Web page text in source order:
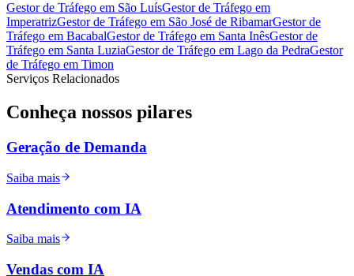
Gestor de Tráfego em São LuísGestor de Tráfego em
ImperatrizGestor de Tráfego em São José de RibamarGestor de
Tráfego em BacabalGestor de Tráfego em Santa InêsGestor de
Tráfego em Santa LuziaGestor de Tráfego em Lago da PedraGestor
de Tráfego em Timon
Serviços Relacionados
Conheça nossos pilares
Geração de Demanda
Saiba mais
Atendimento com IA
Saiba mais
Vendas com IA